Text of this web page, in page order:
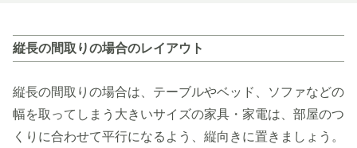
縦長の間取りの場合のレイアウト
縦長の間取りの場合は、テーブルやベッド、ソファなどの
幅を取ってしまう大きいサイズの家具・家電は、部屋のつ
くりに合わせて平行になるよう、縦向きに置きましょう。